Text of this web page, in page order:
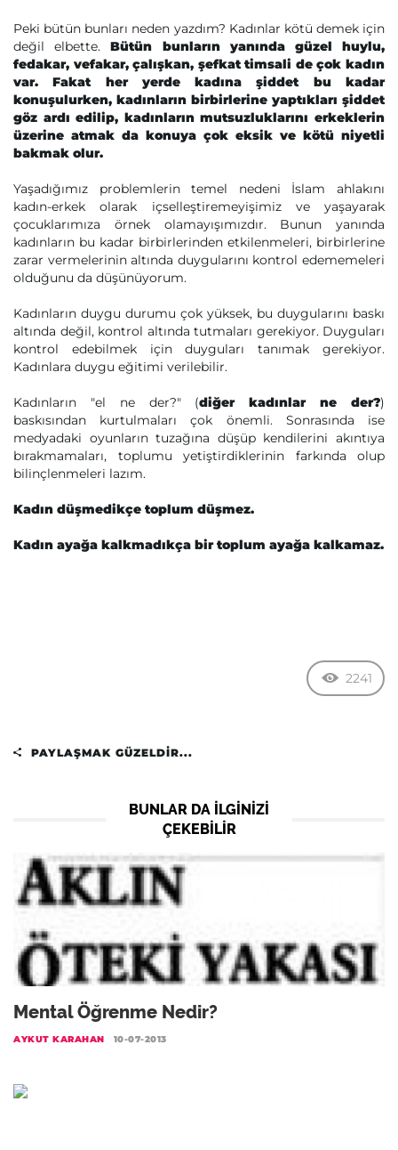
Peki bütün bunları neden yazdım? Kadınlar kötü demek için
değil elbette.Bütün bunların yanında güzel huylu,
fedakar, vefakar, çalışkan, şefkat timsali de çok kadın
var. Fakat her yerde kadına şiddet bu kadar
konuşulurken, kadınların birbirlerine yaptıkları şiddet
göz ardı edilip, kadınların mutsuzluklarını erkeklerin
üzerine atmak da konuya çok eksik ve kötü niyetli
bakmak olur.
Yaşadığımız problemlerin temel nedeni İslam ahlakını
kadın-erkek olarak içselleştiremeyişimiz ve yaşayarak
çocuklarımıza örnek olamayışımızdır. Bunun yanında
kadınların bu kadar birbirlerinden etkilenmeleri, birbirlerine
zarar vermelerinin altında duygularını kontrol edememeleri
olduğunu da düşünüyorum.
Kadınların duygu durumu çok yüksek, bu duygularını baskı
altında değil, kontrol altında tutmaları gerekiyor. Duyguları
kontrol edebilmek için duyguları tanımak gerekiyor.
Kadınlara duygu eğitimi verilebilir.
Kadınların "el ne der?" (diğer kadınlar ne der?)
baskısından kurtulmaları çok önemli. Sonrasında ise
medyadaki oyunların tuzağına düşüp kendilerini akıntıya
bırakmamaları, toplumu yetiştirdiklerinin farkında olup
bilinçlenmeleri lazım.
Kadın düşmedikçe toplum düşmez.
Kadın ayağa kalkmadıkça bir toplum ayağa kalkamaz.
2241
PAYLAŞMAK GÜZELDIR...
BUNLAR DA ILGINIZI
ÇEKEBILIR
Mental Öğrenme Nedir?
AYKUT KARAHAN 10-07-2013